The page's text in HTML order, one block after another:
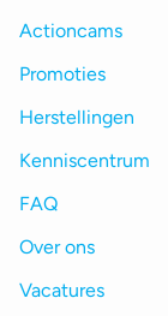
Actioncams
Promoties
Herstellingen
Kenniscentrum
FAQ
Over ons
Vacatures